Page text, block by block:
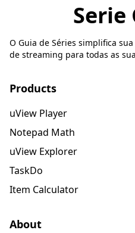
Serie
O Guia de Séries simplifica
de streaming para todas as
Products
uView Player
Notepad Math
uView Explorer
TaskDo
Item Calculator
About